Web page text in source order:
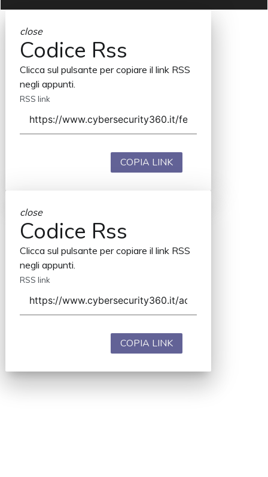
close
Codice Rss
Clicca sul pulsante per copiare il link RSS
negli appunti.
RSS link
COPIA LINK
close
Codice Rss
Clicca sul pulsante per copiare il link RSS
negli appunti.
RSS link
COPIA LINK